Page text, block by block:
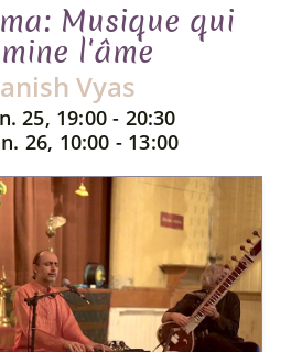
Musique qui
l'âme
Vyas
25, 19:00 - 20:30
26, 10:00 - 13:00